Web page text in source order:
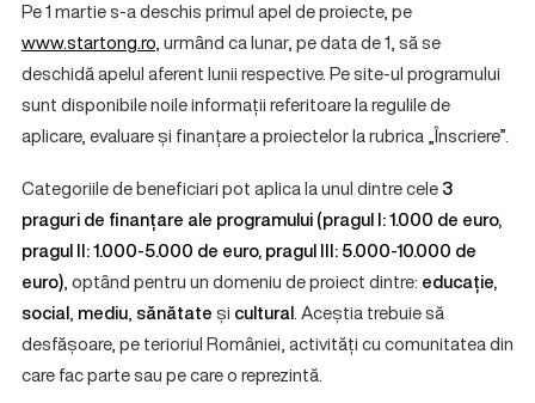
Pe 1 martie s-a deschis primul apel de proiecte, pe
www.startong.ro, urmând ca lunar, pe data de 1, să se
deschidă apelul aferent lunii respective. Pe site-ul programului
sunt disponibile noile informații referitoare la regulile de
aplicare, evaluare și finanțare a proiectelor la rubrica „Înscriere”.
Categoriile de beneficiari pot aplica la unul dintre cele3
praguri de finanțare ale programului (pragul I: 1.000 de euro,
pragul II: 1.000-5.000 de euro, pragul III: 5.000-10.000 de
euro), optând pentru un domeniu de proiect dintre: educație,
social, mediu, sănătateși cultural. Aceștia trebuie să
desfășoare, pe terioriul României, activități cu comunitatea din
care fac parte sau pe care o reprezintă.